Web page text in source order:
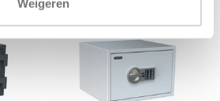
Weigeren